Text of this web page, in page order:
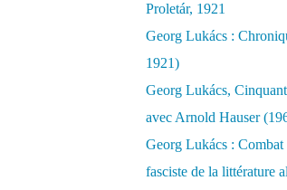
Proletár, 1921
Georg Lukács :
1921)
Georg Lukács,
avec Arnold Hauser
Georg Lukács :
fasciste de la littérature